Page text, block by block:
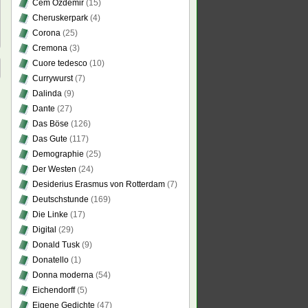
Cem Özdemir (15)
Cheruskerpark (4)
Corona (25)
Cremona (3)
Cuore tedesco (10)
Currywurst(7)
Dalinda (9)
Dante (27)
Das Böse (126)
Das Gute (117)
Demographie (25)
Der Westen (24)
Desiderius Erasmus von Rotterdam (7)
Deutschstunde (169)
Die Linke (17)
Digital (29)
Donald Tusk (9)
Donatello (1)
Donna moderna (54)
Eichendorff(5)
Eigene Gedichte (47)